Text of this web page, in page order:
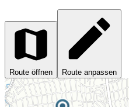
Route öffnen Route anpassen